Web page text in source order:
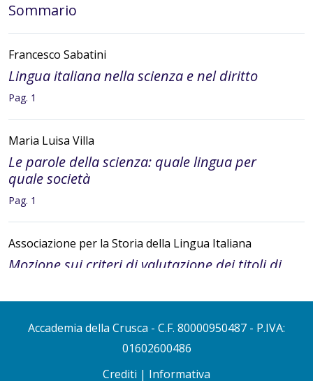
Sommario
Francesco Sabatini
Lingua italiana nella scienza e nel diritto
Pag. 1
Maria Luisa Villa
Le parole della scienza: quale lingua per
quale società
Pag. 1
Associazione per la Storia della Lingua Italiana
Mozione sui criteri di valutazione dei titoli di
Pag. 3
Bice Mortara Garavelli
La lingua delle Costituzioni italiane 1848-2011
Accademia della Crusca - C.F. 80000950487 - P.IVA:
01602600486
Crediti | Informativa